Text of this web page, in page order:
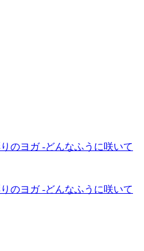
りのヨガ -どんなふうに咲いて
りのヨガ -どんなふうに咲いて